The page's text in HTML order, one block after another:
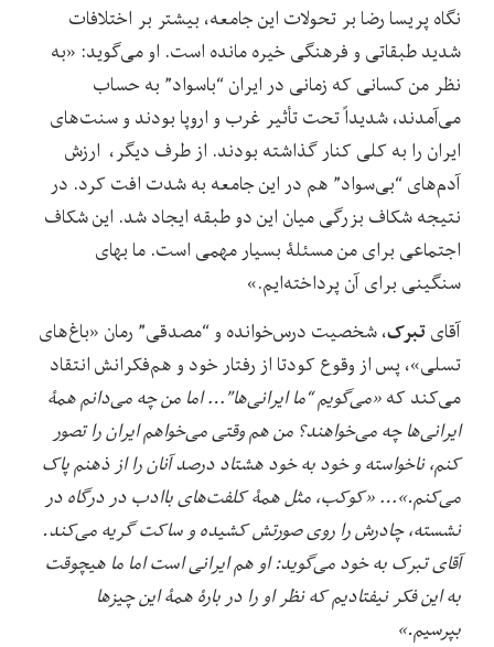
نگاه پریسا رضا بر تحولات این جامعه، بیشتر بر اختلافات
شدید طبقاتی و فرهنگی خیره مانده است. او می‌گوید: «به
نظر من کسانی که زمانی در ایران “با‌سواد” به حساب
می‌آمدند، شدیداً تحت تأثیر غرب و اروپا بودند و سنت‌های
ایران را به کلی کنار گذاشته بودند. از طرف دیگر، ارزش
آدم‌های “بی‌سواد” هم در این جامعه به شدت افت کرد. در
نتیجه شکاف بزرگی میان این دو طبقه ایجاد شد. این شکاف
اجتماعی برای من مسئلۀ بسیار مهمی است. ما بهای
سنگینی برای آن پرداخته‌ایم.»
آقایتبرک، شخصیت درس‌خوانده و “مصدقی” رمان «باغ‌های
تسلی»، پس از وقوع کودتا از رفتار خود و هم‌فکرانش انتقاد
می‌کند که«می‌گویم “ما ایرانی‌ها”… اما من چه می‌دانم همۀ
ایرانی‌ها چه می‌خواهند؟ من هم وقتی می‌خواهم ایران را تصور
کنم، ناخواسته و خود به خود هشتاد درصد آنان را از ذهنم پاک
می‌کنم.»…«کوکب، مثل همۀ کلفت‌های باادب در درگاه در
نشسته، چادرش را روی صورتش کشیده و ساکت گریه می‌کند.
آقای تبرک به خود می‌گوید: او هم ایرانی است اما ما هیچوقت
به این فکر نیفتادیم که نظر او را در بارۀ همۀ این چیزها
بپرسیم.»